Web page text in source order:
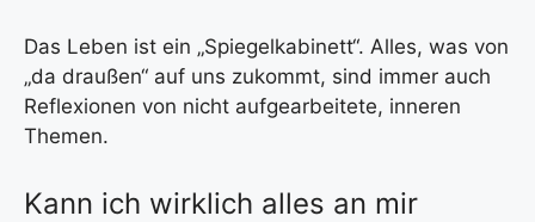
Das Leben ist ein „Spiegelkabinett“. Alles, was von
„da draußen“ auf uns zukommt, sind immer auch
Reflexionen von nicht aufgearbeitete, inneren
Themen.
Kann ich wirklich alles an mir